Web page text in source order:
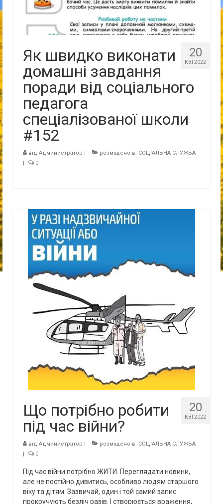
20
КВІ 2022
Як швидко виконати
домашні завдання
поради від соціального
педагога
спеціалізованої школи
#152
від Администратор | розміщено в: СОЦІАЛЬНА СЛУЖБА
|
0
20
КВІ 2022
Що потрібно робити
під час війни?
від Администратор | розміщено в: СОЦІАЛЬНА СЛУЖБА
|
0
Під час війни потрібно ЖИТИ. Переглядати новини,
але не постійно дивитись, особливо людям старшого
віку та дітям. Зазвичай, один і той самий запис
прокручують безліч разів. І створюється враження,